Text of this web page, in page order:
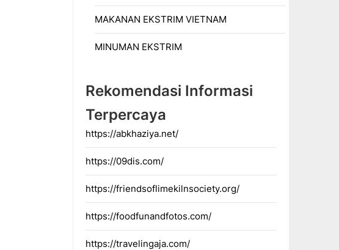
MAKANAN EKSTRIM VIETNAM
MINUMAN EKSTRIM
Rekomendasi Informasi
Terpercaya
https://abkhaziya.net/
https://09dis.com/
https://friendsoflimekilnsociety.org/
https://foodfunandfotos.com/
https://travelingaja.com/